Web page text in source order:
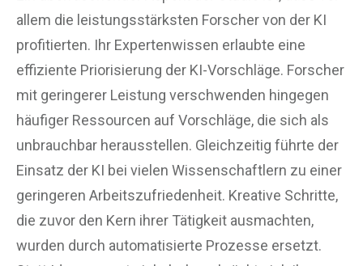
allem die leistungsstärksten Forscher von der KI
profitierten. Ihr Expertenwissen erlaubte eine
effiziente Priorisierung der KI-Vorschläge. Forscher
mit geringerer Leistung verschwenden hingegen
häufiger Ressourcen auf Vorschläge, die sich als
unbrauchbar herausstellen. Gleichzeitig führte der
Einsatz der KI bei vielen Wissenschaftlern zu einer
geringeren Arbeitszufriedenheit. Kreative Schritte,
die zuvor den Kern ihrer Tätigkeit ausmachten,
wurden durch automatisierte Prozesse ersetzt.